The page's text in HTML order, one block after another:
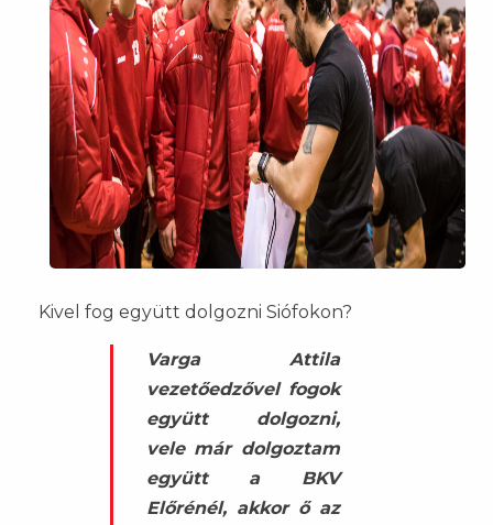
Kivel fog együtt dolgozni Siófokon?
Varga Attila
vezetőedzővel fogok
együtt dolgozni,
vele már dolgoztam
együtt a BKV
Előrénél, akkor ő az